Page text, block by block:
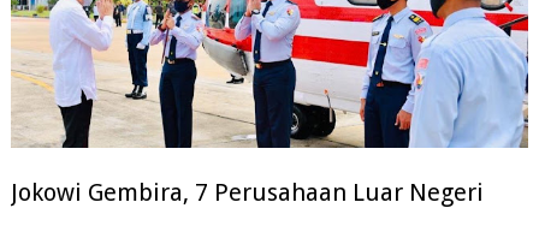
Jokowi Gembira, 7 Perusahaan Luar Negeri